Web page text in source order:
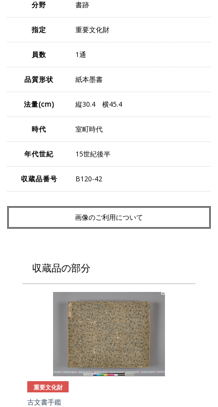
分野 書跡
指定 重要文化財
員数 1通
品質形状 紙本墨書
法量(cm) 縦30.4 横45.4
時代 室町時代
年代世紀 15世紀後半
収蔵品番号 B120-42
画像のご利用について
収蔵品の部分
重要文化財
古文書手鑑